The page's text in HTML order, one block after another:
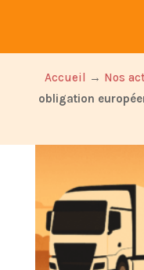
Accueil → Nos
obligation